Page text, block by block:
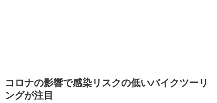
コロナの影響で感染リスクの低いバイクツーリ
ングが注目